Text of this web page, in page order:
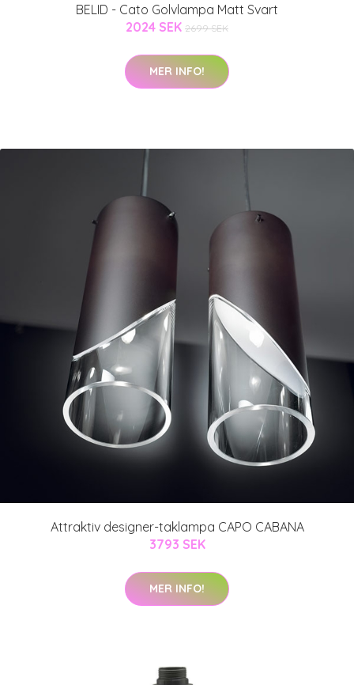
BELID - Cato Golvlampa Matt Svart
2024 SEK 2699 SEK
MER INFO!
Attraktiv designer-taklampa CAPO CABANA
3793 SEK
MER INFO!